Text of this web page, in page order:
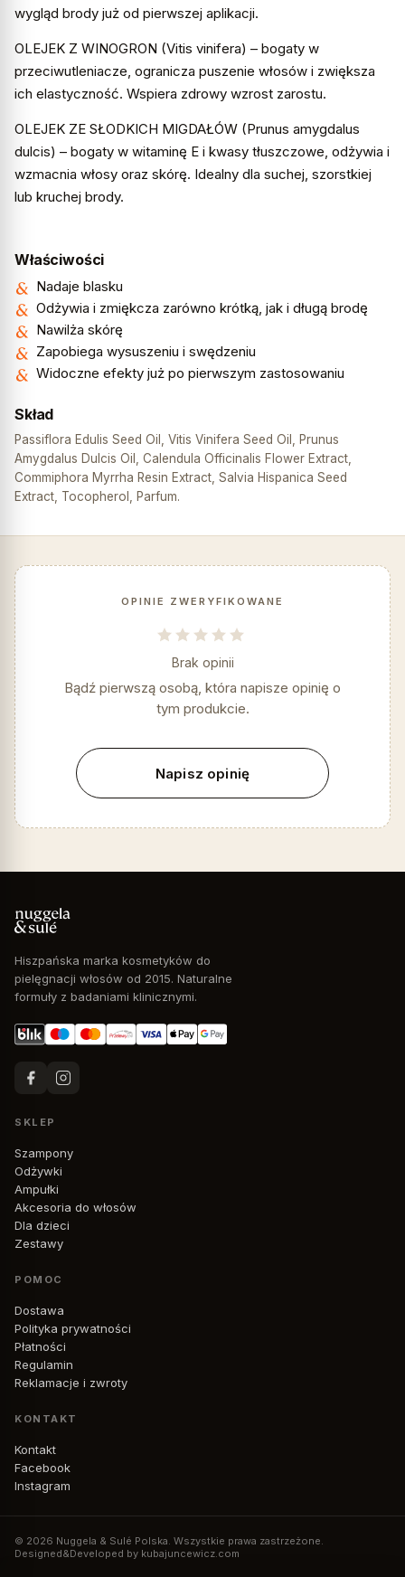
wygląd brody już od pierwszej aplikacji.
OLEJEK Z WINOGRON (Vitis vinifera) – bogaty w
przeciwutleniacze, ogranicza puszenie włosów i zwiększa
ich elastyczność. Wspiera zdrowy wzrost zarostu.
OLEJEK ZE SŁODKICH MIGDAŁÓW (Prunus amygdalus
dulcis) – bogaty w witaminę E i kwasy tłuszczowe, odżywia i
wzmacnia włosy oraz skórę. Idealny dla suchej, szorstkiej
lub kruchej brody.
Właściwości
Nadaje blasku
Odżywia i zmiękcza zarówno krótką, jak i długą brodę
Nawilża skórę
Zapobiega wysuszeniu i swędzeniu
Widoczne efekty już po pierwszym zastosowaniu
Skład
Passiflora Edulis Seed Oil, Vitis Vinifera Seed Oil, Prunus
Amygdalus Dulcis Oil, Calendula Officinalis Flower Extract,
Commiphora Myrrha Resin Extract, Salvia Hispanica Seed
Extract, Tocopherol, Parfum.
OPINIE ZWERYFIKOWANE
Brak opinii
Bądź pierwszą osobą, która napisze opinię o
tym produkcie.
Napisz opinię
Hiszpańska marka kosmetyków do
pielęgnacji włosów od 2015. Naturalne
formuły z badaniami klinicznymi.
SKLEP
Szampony
Odżywki
Ampułki
Akcesoria do włosów
Dla dzieci
Zestawy
POMOC
Dostawa
Polityka prywatności
Płatności
Regulamin
Reklamacje i zwroty
KONTAKT
Kontakt
Facebook
Instagram
© 2026 Nuggela & Sulé Polska. Wszystkie prawa zastrzeżone.
Designed&Developed by kubajuncewicz.com